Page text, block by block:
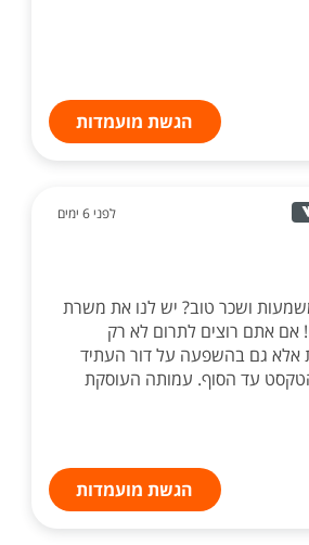
הגשת מועמדות
לפני 6 ימים
ושכר טוב? יש לנו את משרת
אם אתם רוצים לתרום לא רק
אלא גם בהשפעה על דור העתיד
עד הסוף. עמותה העוסקת
הגשת מועמדות